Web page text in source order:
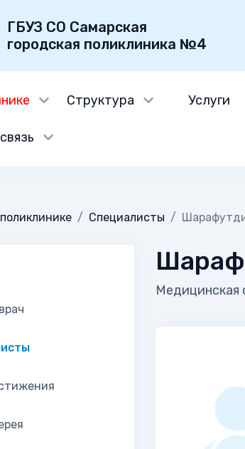
ГБУЗ СО Самарская
городская поликлиника №4
Структура Услуги
Специалисты
Медицинская